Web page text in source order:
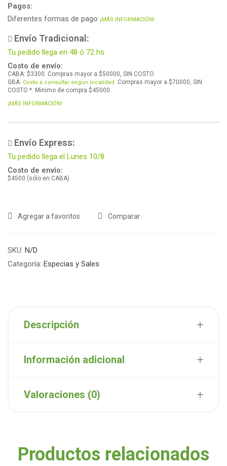
Pagos:
Diferentes formas de pago ¡MÁS INFORMACIÓN!
Envío Tradicional:
Tu pedido llega en 48 ó 72 hs.
Costo de envío:
CABA: $3300. Compras mayor a $50000, SIN COSTO.
GBA: Costo a consultar segun localidad. Compras mayor a $70000, SIN
COSTO *. Minimo de compra $45000.
¡MÁS INFORMACIÓN!
Envío Express:
Tu pedido llega el Lunes 10/8
Costo de envío:
$4500 (sólo en CABA).
Agregar a favoritos Comparar
SKU: N/D
Categoría: Especias y Sales
Descripción
Información adicional
Valoraciones (0)
Productos relacionados